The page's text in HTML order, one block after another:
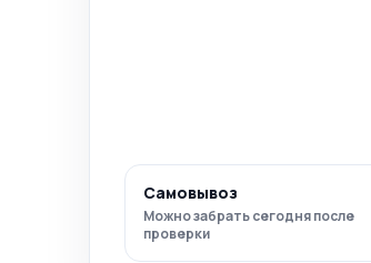
Самовывоз
Можно забрать сегодня после
проверки